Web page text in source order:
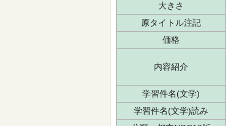
大きさ
原タイトル注記
価格
内容紹介
学習件名(文学)
学習件名(文学)読み